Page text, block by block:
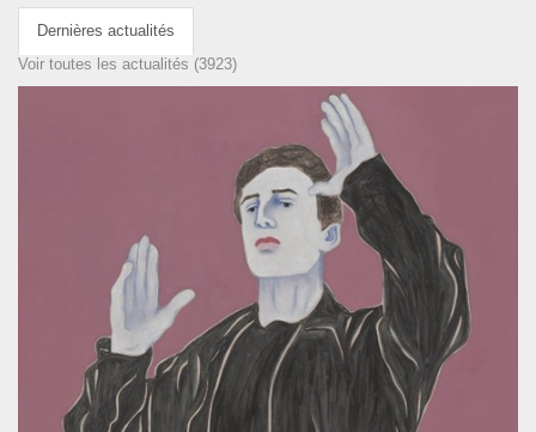
Dernières actualités
Voir toutes les actualités (3923)